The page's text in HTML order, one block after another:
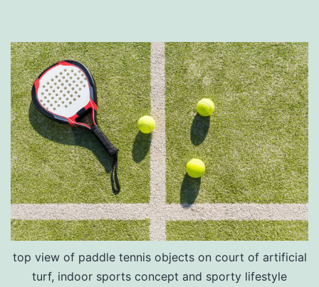
top view of paddle tennis objects on court of artificial
turf, indoor sports concept and sporty lifestyle